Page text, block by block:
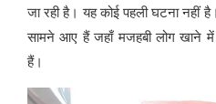
जा रही है। यह कोई पहली घटना नहीं
सामनेआए हैं जहाँ मजहबी लोग खाने
हैं।